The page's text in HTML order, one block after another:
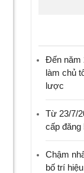
Đến năm
làm chủ
lược
Từ 23/7/
cấp
Chậm
bố trí